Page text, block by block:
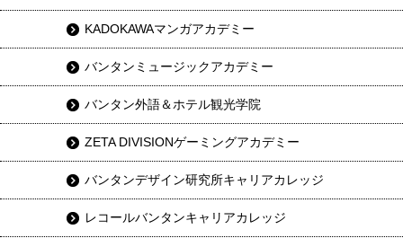
KADOKAWAマンガアカデミー
バンタンミュージックアカデミー
バンタン外語＆ホテル観光学院
ZETA DIVISIONゲーミングアカデミー
バンタンデザイン研究所キャリアカレッジ
レコールバンタンキャリアカレッジ